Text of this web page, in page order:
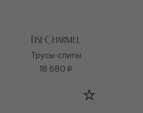
Трусы-слипы
18 680 ₽